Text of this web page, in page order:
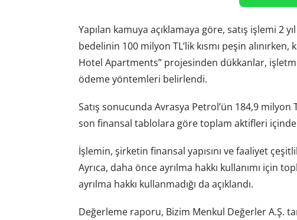
Yapılan kamuya açıklamaya göre, satış işlemi 2
bedelinin 100 milyon TL’lik kısmı peşin
Hotel Apartments” projesinden dükkanlar,
ödeme yöntemleri belirlendi.
Satış sonucunda Avrasya Petrol’ün 184,9
son finansal tablolara göre toplam aktifleri
İşlemin, şirketin finansal yapısını ve faaliyet
Ayrıca, daha önce ayrılma hakkı kullanımı için
ayrılma hakkı kullanmadığı da açıklandı.
Değerleme raporu, Bizim Menkul Değerler A.Ş.